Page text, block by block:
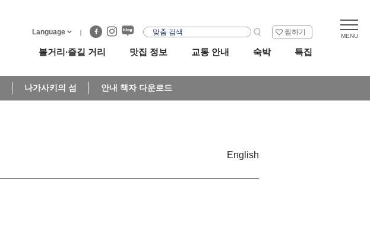
Language 찜하기
볼거리∙즐길 거리 맛집 정보 교통 안내 숙박 특집
나가사키의 섬 안내 책자 다운로드
English